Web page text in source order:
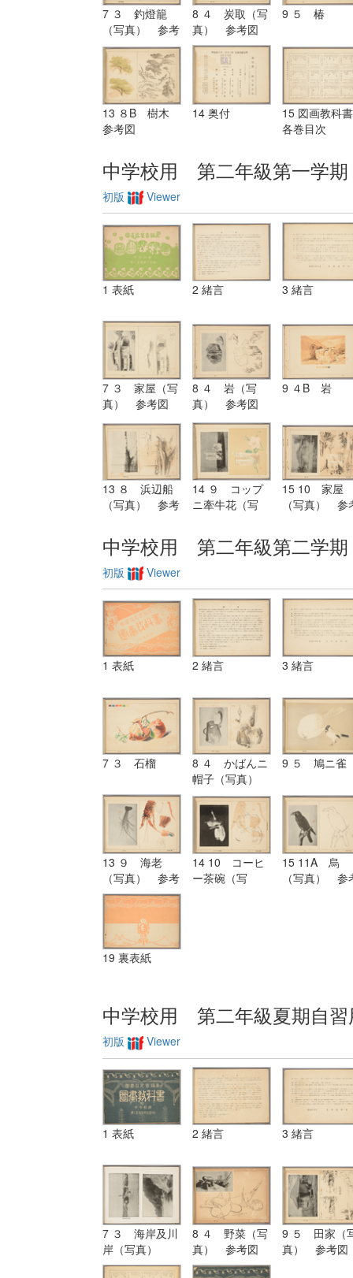
7 ３ 釣燈籠
（写真） 参考
図
8 ４ 炭取（写
真） 参考図
9 ５ 椿
13 ８B 樹木
参考図
14 奥付
15 図画教科書
各巻目次
中学校用 第二年級第一学期
初版 Viewer
1 表紙 2 緒言 3 緒言
7 ３ 家屋（写
真） 参考図
8 ４ 岩（写
真） 参考図
9 ４B 岩
13 ８ 浜辺船
（写真） 参考
14 ９ コップ
ニ牽牛花（写
15 10 家屋
（写真） 参
中学校用 第二年級第二学期
初版 Viewer
1 表紙 2 緒言 3 緒言
7 ３ 石榴
8 ４ かばんニ
帽子（写真）
参考図
9 ５ 鳩ニ雀
13 ９ 海老
（写真） 参考
図
14 10 コーヒ
ー茶碗（写
15 11A 烏
（写真） 参
19 裏表紙
中学校用 第二年級夏期自習
初版 Viewer
1 表紙 2 緒言 3 緒言
7 ３ 海岸及川
岸（写真）
8 ４ 野菜（写
真） 参考図
9 ５ 田家（
真） 参考図